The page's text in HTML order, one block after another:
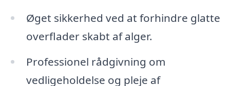
Øget sikkerhed ved at forhindre glatte
overflader skabt af alger.
Professionel rådgivning om
vedligeholdelse og pleje af